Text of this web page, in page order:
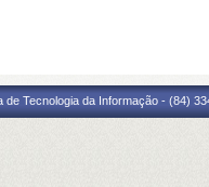
de Tecnologia da Informação - (84)